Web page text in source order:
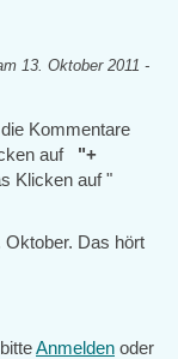
13. Oktober 2011 -
Kommentare
auf "+
Klicken auf "
Das hört
Anmelden oder